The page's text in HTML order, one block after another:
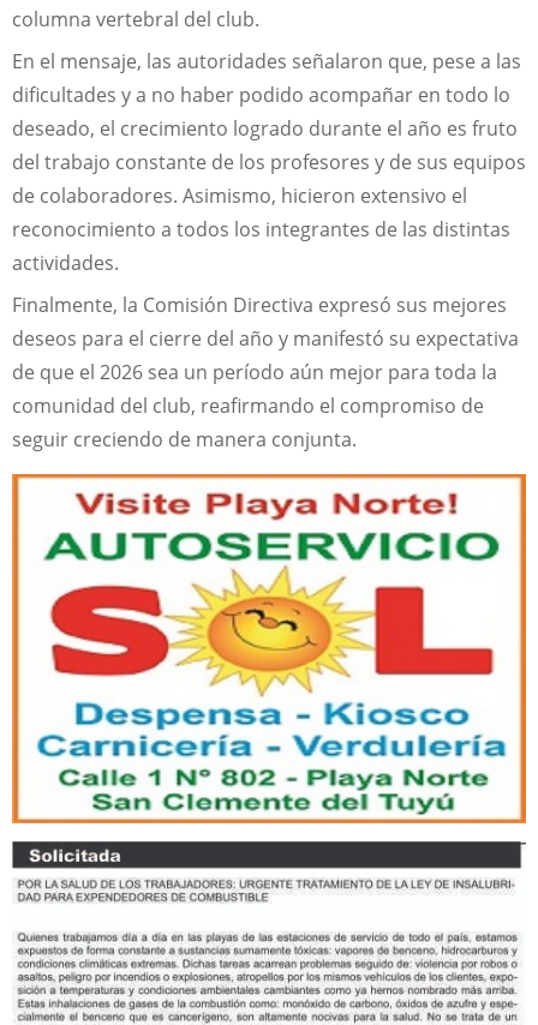
columna vertebral del club.
En el mensaje, las autoridades señalaron que, pese a las
dificultades y a no haber podido acompañar en todo lo
deseado, el crecimiento logrado durante el año es fruto
del trabajo constante de los profesores y de sus equipos
de colaboradores. Asimismo, hicieron extensivo el
reconocimiento a todos los integrantes de las distintas
actividades.
Finalmente, la Comisión Directiva expresó sus mejores
deseos para el cierre del año y manifestó su expectativa
de que el 2026 sea un período aún mejor para toda la
comunidad del club, reafirmando el compromiso de
seguir creciendo de manera conjunta.